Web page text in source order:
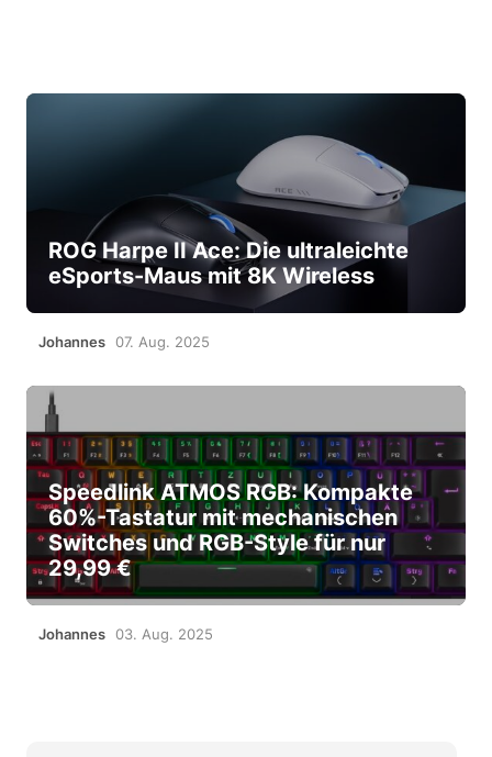
ROG Harpe II Ace: Die ultraleichte
eSports-Maus mit 8K Wireless
Johannes 07. Aug. 2025
Speedlink ATMOS RGB: Kompakte
60%-Tastatur mit mechanischen
Switches und RGB-Style für nur
29,99 €
Johannes 03. Aug. 2025